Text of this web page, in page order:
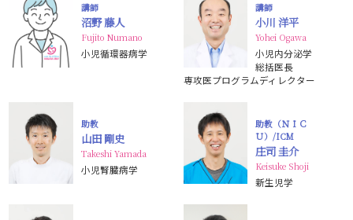
講師
沼野 藤人
Fujito Numano
小児循環器病学
講師
小川 洋平
Yohei Ogawa
小児内分泌学
総括医長
専攻医プログラムディレクター
助教
山田 剛史
Takeshi Yamada
小児腎臓病学
助教（ＮＩＣ
Ｕ）/ICM
庄司 圭介
Keisuke Shoji
新生児学